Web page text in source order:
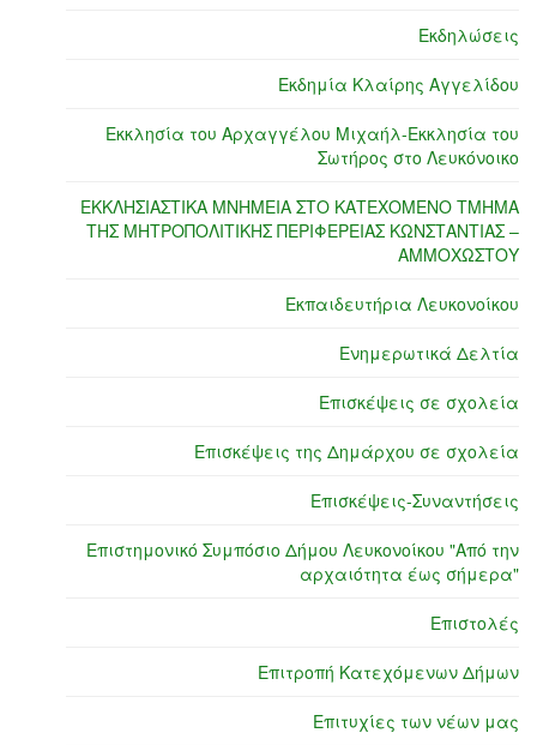
Εκδηλώσεις
Εκδημία Κλαίρης Αγγελίδου
Εκκλησία του Αρχαγγέλου Μιχαήλ-Εκκλησία του
Σωτήρος στο Λευκόνοικο
ΕΚΚΛΗΣΙΑΣΤΙΚΑ ΜΝΗΜΕΙΑ ΣΤΟ ΚΑΤΕΧΟΜΕΝΟ ΤΜΗΜΑ
ΤΗΣ ΜΗΤΡΟΠΟΛΙΤΙΚΗΣ ΠΕΡΙΦΕΡΕΙΑΣ ΚΩΝΣΤΑΝΤΙΑΣ –
ΑΜΜΟΧΩΣΤΟΥ
Εκπαιδευτήρια Λευκονοίκου
Ενημερωτικά Δελτία
Επισκέψεις σε σχολεία
Επισκέψεις της Δημάρχου σε σχολεία
Επισκέψεις-Συναντήσεις
Επιστημονικό Συμπόσιο Δήμου Λευκονοίκου "Από την
αρχαιότητα έως σήμερα"
Επιστολές
Επιτροπή Κατεχόμενων Δήμων
Επιτυχίες των νέων μας